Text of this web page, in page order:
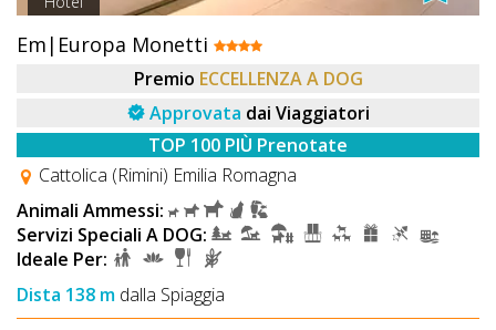
Em|Europa Monetti
Premio ECCELLENZA A DOG
Approvata dai Viaggiatori
TOP 100 PIÙ Prenotate
Cattolica (Rimini) Emilia Romagna
Animali Ammessi:
Servizi Speciali A DOG:
Ideale Per:
Dista 138 m dalla Spiaggia